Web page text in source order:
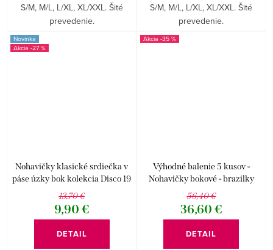
S/M, M/L, L/XL, XL/XXL. Šité
prevedenie.
S/M, M/L, L/XL, XL/XXL. Šité
prevedenie.
Novinka
-27 %
Nohavičky klasické srdiečka v
páse úzky bok kolekcia Disco 19
13,70 €
9,90 €
DETAIL
-35 %
Výhodné balenie 5 kusov -
Nohavičky bokové - brazilky
Disco
56,40 €
36,60 €
DETAIL